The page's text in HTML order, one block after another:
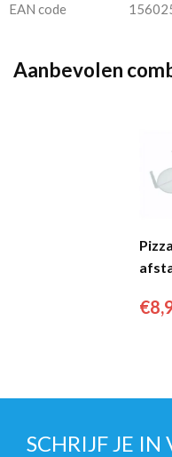
EAN code
Aanbevolen
Pizza
€
SCHRIJF JE IN